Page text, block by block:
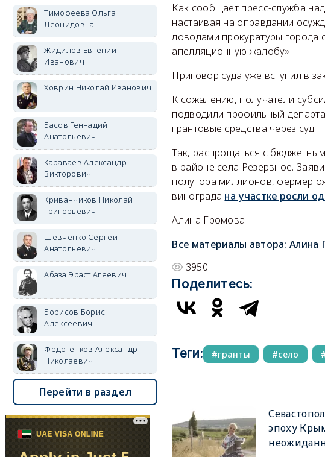
Как сообщает пресс-служба
настаивая на оправдании
доводами прокуратуры города
апелляционную жалобу».
Приговор суда уже вступил в
К сожалению, получатели
подводили профильный
грантовые средства через суд.
Так, распрощаться с
в районе села Резервное.
полутора миллионов, фермер
винограда на участке росли
Алина Громова
Все материалы автора:Алина
3950
Поделитесь:
Теги: гранты село
эпоху
Тимофеева Ольга
Леонидовна
Жидилов Евгений
Иванович
Ховрин Николай Иванович
Басов Геннадий
Анатольевич
Караваев Александр
Викторович
Криванчиков Николай
Григорьевич
Шевченко Сергей
Анатольевич
Абаза Эраст Агеевич
Борисов Борис
Алексеевич
Федотенков Александр
Николаевич
Перейти в раздел